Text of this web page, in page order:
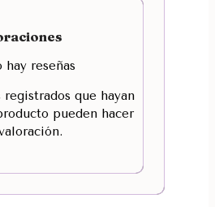
hay reseñas
que hayan
pueden hacer